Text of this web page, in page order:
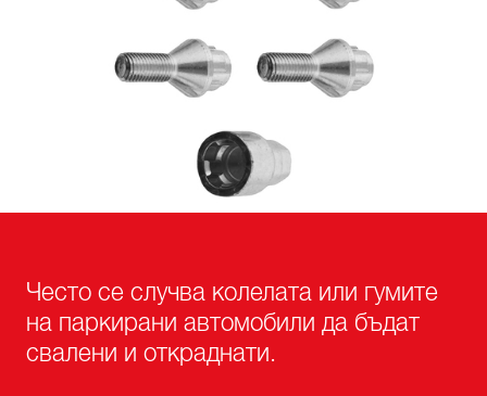
Често се случва колелата или гумите
на паркирани автомобили да бъдат
свалени и откраднати.